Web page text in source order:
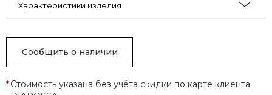
Характеристики изделия
Сообщить о наличии
*Стоимость указана без учёта скидки по карте клиента